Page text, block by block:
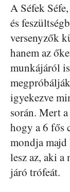
A Séfek
és
versenyzők
hanem az
munkájáról
igyekezve
során. Mert
hogy a 6 fős
mondja
lesz az, aki a
járó trófeát.